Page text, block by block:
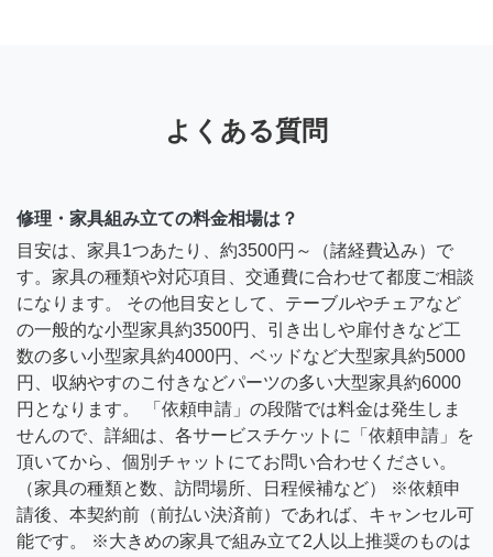
よくある質問
修理・家具組み立ての料金相場は？
目安は、家具1つあたり、約3500円～（諸経費込み）で
す。家具の種類や対応項目、交通費に合わせて都度ご相談
になります。 その他目安として、テーブルやチェアなど
の一般的な小型家具約3500円、引き出しや扉付きなど工
数の多い小型家具約4000円、ベッドなど大型家具約5000
円、収納やすのこ付きなどパーツの多い大型家具約6000
円となります。 「依頼申請」の段階では料金は発生しま
せんので、詳細は、各サービスチケットに「依頼申請」を
頂いてから、個別チャットにてお問い合わせください。
（家具の種類と数、訪問場所、日程候補など） ※依頼申
請後、本契約前（前払い決済前）であれば、キャンセル可
能です。 ※大きめの家具で組み立て2人以上推奨のものは